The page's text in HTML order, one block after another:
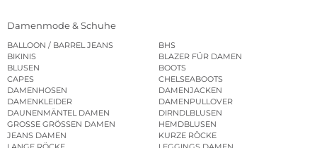
Damenmode & Schuhe
BALLOON / BARREL JEANS
BHS
BIKINIS
BLAZER FÜR DAMEN
BLUSEN
BOOTS
CAPES
CHELSEABOOTS
DAMENHOSEN
DAMENJACKEN
DAMENKLEIDER
DAMENPULLOVER
DAUNENMÄNTEL DAMEN
DIRNDLBLUSEN
GROSSE GRÖSSEN DAMEN
HEMDBLUSEN
JEANS DAMEN
KURZE RÖCKE